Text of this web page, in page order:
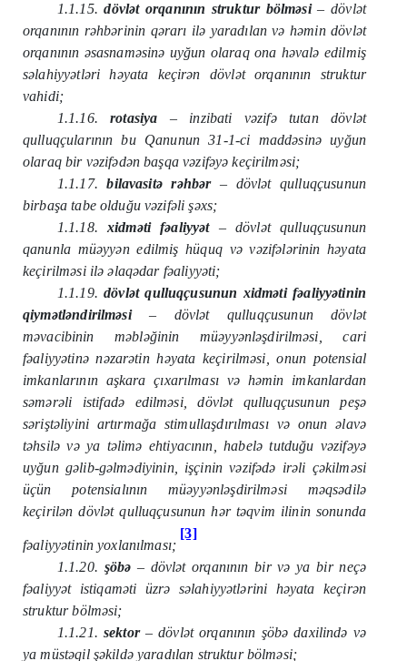
1.1.15.dövlət orqanının struktur bölməsi– dövlət
orqanının rəhbərinin qərarı ilə yaradılan və həmin dövlət
orqanının əsasnaməsinə uyğun olaraq ona həvalə edilmiş
səlahiyyətləri həyata keçirən dövlət orqanının struktur
vahidi;
1.1.16.rotasiya – inzibati vəzifə tutan dövlət
qulluqçularının bu Qanunun 31-1-ci maddəsinə uyğun
olaraq bir vəzifədən başqa vəzifəyə keçirilməsi;
1.1.17.bilavasitə rəhbər– dövlət qulluqçusunun
birbaşa tabe olduğu vəzifəli şəxs;
1.1.18. xidməti fəaliyyət– dövlət qulluqçusunun
qanunla müəyyən edilmiş hüquq və vəzifələrinin həyata
keçirilməsi ilə əlaqədar fəaliyyəti;
1.1.19.dövlət qulluqçusunun xidməti fəaliyyətinin
qiymətləndirilməsi– dövlət qulluqçusunundövlət
məvacibinin məbləğinin müəyyənləşdirilməsi,
cari
fəaliyyətinə nəzarətin həyata keçirilməsi, onun potensial
imkanlarının aşkara çıxarılması və həmin imkanlardan
səmərəli istifadə edilməsi, dövlət qulluqçusunun peşə
səriştəliyini artırmağa stimullaşdırılması və onun əlavə
təhsilə və ya təlimə ehtiyacının, habelə tutduğu vəzifəyə
uyğun gəlib-gəlmədiyinin, işçinin vəzifədə irəli çəkilməsi
üçün potensialının müəyyənləşdirilməsi məqsədilə
keçirilən dövlət qulluqçusunun hər təqvim ilinin sonunda
fəaliyyətinin yoxlanılması;
[3]
1.1.20. şöbə – dövlət orqanının bir və ya bir neçə
fəaliyyət istiqaməti üzrə səlahiyyətlərini həyata keçirən
struktur bölməsi;
1.1.21. sektor– dövlət orqanının şöbə daxilində və
ya müstəqil şəkildə yaradılan struktur bölməsi;